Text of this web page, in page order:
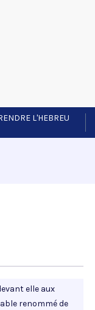
L'HEBREU
elle aux
renommé de